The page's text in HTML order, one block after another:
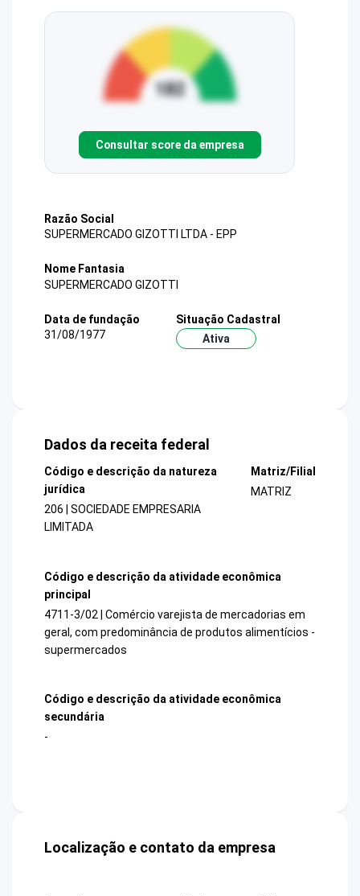
Consultar score da empresa
Razão Social
SUPERMERCADO GIZOTTI LTDA - EPP
Nome Fantasia
SUPERMERCADO GIZOTTI
Data de fundação
31/08/1977
Situação Cadastral
Ativa
Dados da receita federal
Código e descrição da natureza
jurídica
206 | SOCIEDADE EMPRESARIA
LIMITADA
Matriz/Filial
MATRIZ
Código e descrição da atividade econômica
principal
4711-3/02 | Comércio varejista de mercadorias em
geral, com predominância de produtos alimentícios -
supermercados
Código e descrição da atividade econômica
secundária
-
Localização e contato da empresa